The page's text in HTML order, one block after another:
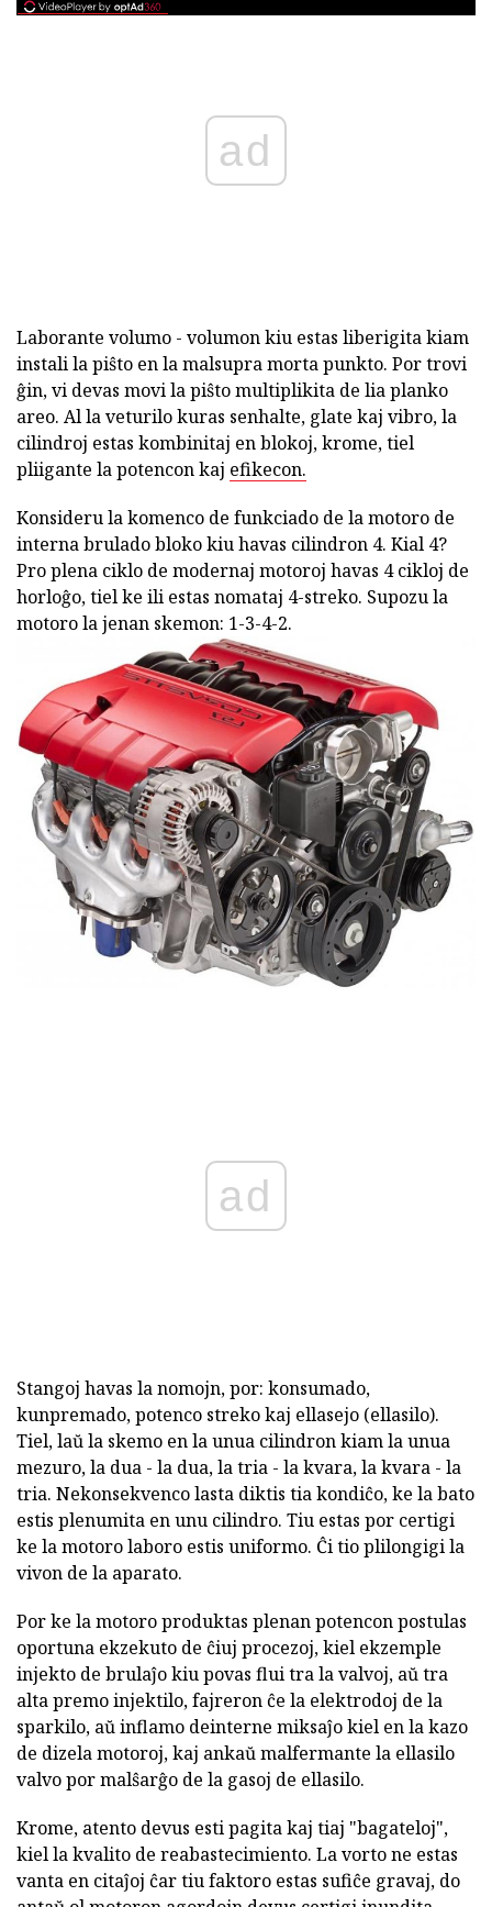
ad
Laborante volumo - volumon kiu estas liberigita kiam
instali la piŝto en la malsupra morta punkto. Por trovi
ĝin, vi devas movi la piŝto multiplikita de lia planko
areo. Al la veturilo kuras senhalte, glate kaj vibro, la
cilindroj estas kombinitaj en blokoj, krome, tiel
pliigante la potencon kaj efikecon.
Konsideru la komenco de funkciado de la motoro de
interna brulado bloko kiu havas cilindron 4. Kial 4?
Pro plena ciklo de modernaj motoroj havas 4 cikloj de
horloĝo, tiel ke ili estas nomataj 4-streko. Supozu la
motoro la jenan skemon: 1-3-4-2.
ad
Stangoj havas la nomojn, por: konsumado,
kunpremado, potenco streko kaj ellasejo (ellasilo).
Tiel, laŭ la skemo en la unua cilindron kiam la unua
mezuro, la dua - la dua, la tria - la kvara, la kvara - la
tria. Nekonsekvenco lasta diktis tia kondiĉo, ke la bato
estis plenumita en unu cilindro. Tiu estas por certigi
ke la motoro laboro estis uniformo. Ĉi tio plilongigi la
vivon de la aparato.
Por ke la motoro produktas plenan potencon postulas
oportuna ekzekuto de ĉiuj procezoj, kiel ekzemple
injekto de brulaĵo kiu povas flui tra la valvoj, aŭ tra
alta premo injektilo, fajreron ĉe la elektrodoj de la
sparkilo, aŭ inflamo deinterne miksaĵo kiel en la kazo
de dizela motoroj, kaj ankaŭ malfermante la ellasilo
valvo por malŝarĝo de la gasoj de ellasilo.
Krome, atento devus esti pagita kaj tiaj "bagateloj",
kiel la kvalito de reabastecimiento. La vorto ne estas
vanta en citaĵoj ĉar tiu faktoro estas sufiĉe gravaj, do